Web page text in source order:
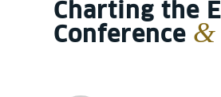
Charting the
Conference &